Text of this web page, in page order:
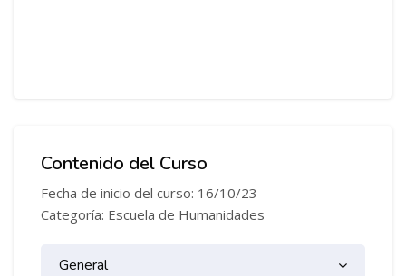
Contenido del Curso
Fecha de inicio del curso: 16/10/23
Categoría: Escuela de Humanidades
Diagrama de temas
General